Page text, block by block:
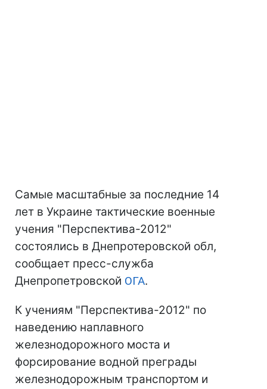
Самые масштабные за последние 14
лет в Украине тактические военные
учения "Перспектива-2012"
состоялись в Днепротеровской обл,
сообщает пресс-служба
Днепропетровской ОГА.
К учениям "Перспектива-2012" по
наведению наплавного
железнодорожного моста и
форсирование водной преграды
железнодорожным транспортом и